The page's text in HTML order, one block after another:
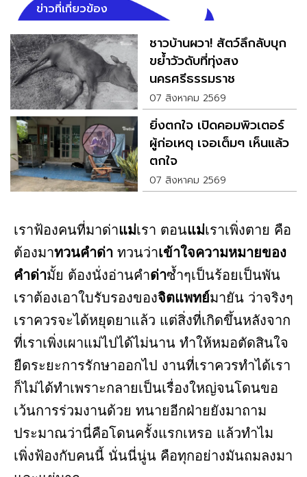
ข่าวที่เกี่ยวข้อง
ชาวบ้านผวา! สัตว์ลึกลับบุก
ขย้ำวัวดับที่ทุ่งสง
นครศรีธรรมราช
07 สิงหาคม 2569
ยิ่งตกใจ เปิดคอมพิวเตอร์
ผู้ก่อเหตุ เจอเต็มๆ เห็นแล้ว
ตกใจ
07 สิงหาคม 2569
เราฟ้องคนที่มาด่าแม่เรา ตอนแม่เราเพิ่งตาย คือ
ต้องมาทวนคำด่า ทวนว่าเข้าใจความหมายของ
คำด่ามั้ย ต้องนั่งอ่านคำด่าซ้ำๆเป็นร้อยเป็นพัน
เราต้องเอาใบรับรองของจิตแพทย์มายัน ว่าจริงๆ
เราควรจะได้หยุดยาแล้ว แต่สิ่งที่เกิดขึ้นหลังจาก
ที่เราเพิ่งเผาแม่ไปได้ไม่นาน ทำให้หมอตัดสินใจ
ยืดระยะการรักษาออกไป งานที่เราควรทำได้เรา
ก็ไม่ได้ทำเพราะกลายเป็นเรื่องใหญ่จนโดนขอ
เว้นการร่วมงานด้วย ทนายอีกฝ่ายยังมาถาม
ประมาณว่านี่คือโดนครั้งแรกเหรอ แล้วทำไม
เพิ่งฟ้องกับคนนี้ นั่นนี่นู่น คือทุกอย่างมันถมลงมา